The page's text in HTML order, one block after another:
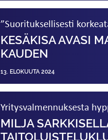
”Suorituksellisesti
KESÄKISA AVASI
KAUDEN
13. ELOKUUTA 2024
Yritysvalmennuksesta
MILJA